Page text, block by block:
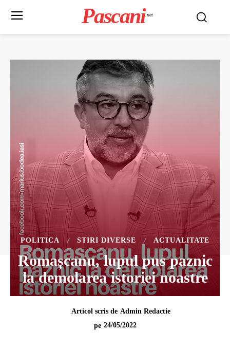
Pascani .net
POLITICA STIRI DIVERSE ACTUALITATE
Romașcanu, lupul pus paznic
la demolarea istoriei noastre
Articol scris de Admin Redactie
pe 24/05/2022